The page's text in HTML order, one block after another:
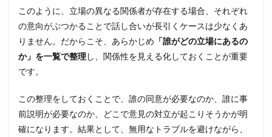
このように、立場の異なる関係者が存在する場合、それぞれ
の意向がぶつかることで話し合いが長引くケースは少なくあ
りません。だからこそ、あらかじめ 「誰がどの立場にあるの
か」を一覧で整理し、関係性を見える化しておくことが重要
です。
この整理をしておくことで、誰の同意が必要なのか、誰に事
前説明が必要なのか、どこで意見の対立が起こりそうかが明
確になります。結果として、無用なトラブルを避けながら、